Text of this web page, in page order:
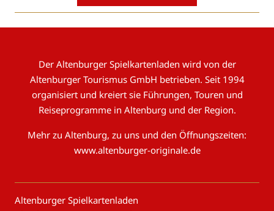
Der Altenburger Spielkartenladen wird von der
Altenburger Tourismus GmbH betrieben. Seit 1994
organisiert und kreiert sie Führungen, Touren und
Reiseprogramme in Altenburg und der Region.
Mehr zu Altenburg, zu uns und den Öffnungszeiten:
www.altenburger-originale.de
Altenburger Spielkartenladen